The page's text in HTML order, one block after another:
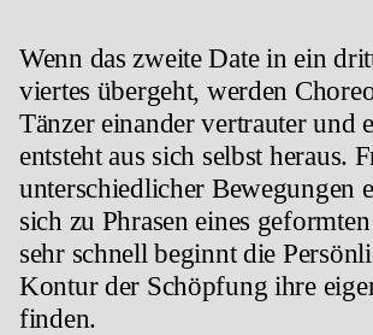
Wenn das zweite Date in ein
viertes übergeht, werden
Tänzer einander vertrauter und
entsteht aus sich selbst heraus.
unterschiedlicher Bewegungen
sich zu Phrasen eines
sehr schnell beginnt die
Kontur der Schöpfung ihre
finden.